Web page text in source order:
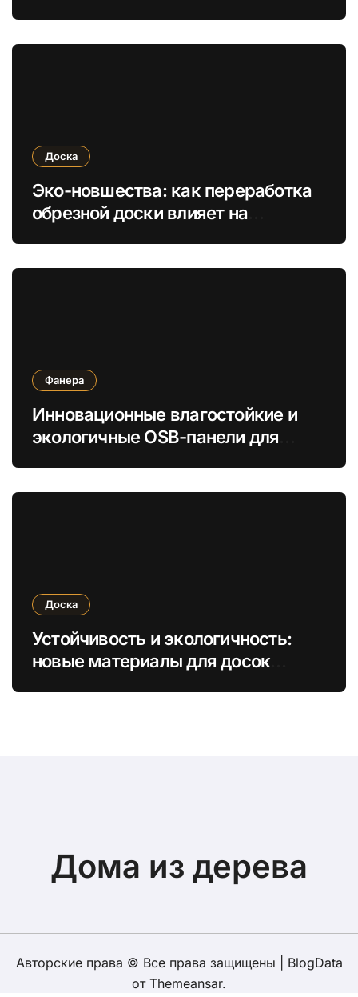
Доска
Эко-новшества: как переработка
обрезной доски влияет на
Фанера
Инновационные влагостойкие и
экологичные OSB-панели для
Доска
Устойчивость и экологичность:
новые материалы для досок
Дома из дерева
Авторские права © Все права защищены
BlogData
от Themeansar.